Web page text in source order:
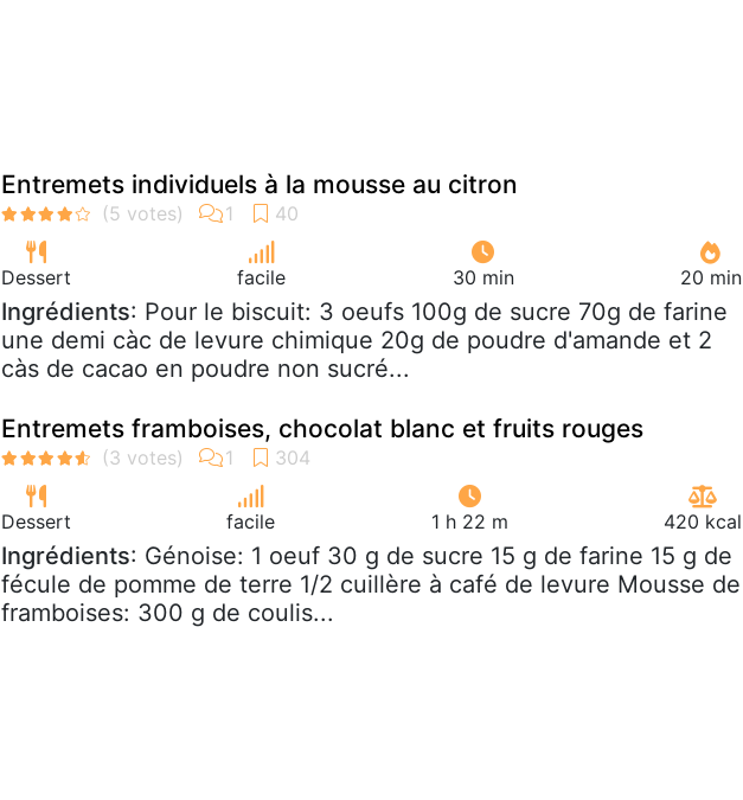
Entremets individuels à la mousse au citron
Dessert facile 30 min 20 min
Ingrédients: Pour le biscuit: 3 oeufs 100g de sucre 70g de farine
une demi càc de levure chimique 20g de poudre d'amande et 2
càs de cacao en poudre non sucré...
Entremets framboises, chocolat blanc et fruits rouges
Dessert facile 1 h 22 m 420 kcal
Ingrédients: Génoise: 1 oeuf 30 g de sucre 15 g de farine 15 g de
fécule de pomme de terre 1/2 cuillère à café de levure Mousse de
framboises: 300 g de coulis...